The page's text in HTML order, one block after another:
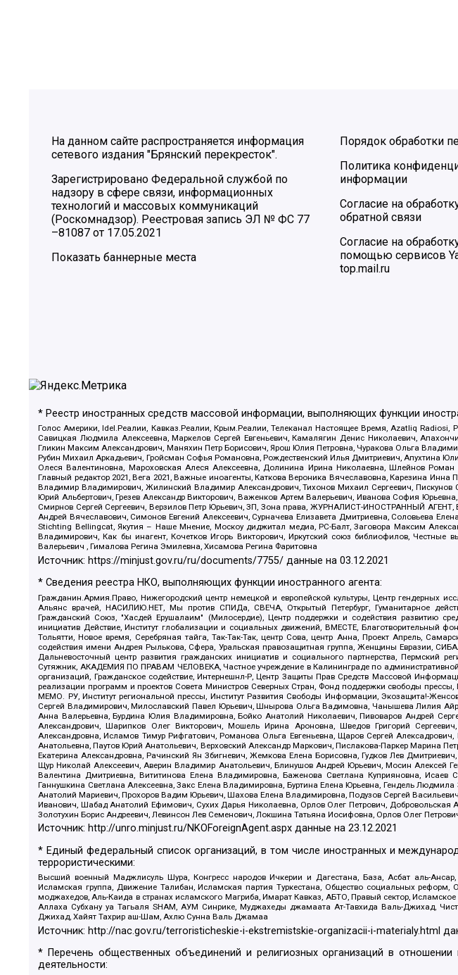
На данном сайте распространяется информация
сетевого издания "Брянский перекресток".
Зарегистрировано Федеральной службой по
надзору в сфере связи, информационных
технологий и массовых коммуникаций
(Роскомнадзор). Реестровая запись ЭЛ № ФС 77
–81087 от 17.05.2021
Показать баннерные места
Порядок обработки
Политика
информации
Согласие на
обратной связи
Согласие на
помощью сервисов
top.mail.ru
* Реестр иностранных средств массовой информации, выполняющих функции
Голос Америки, Idel.Реалии, Кавказ.Реалии, Крым.Реалии, Телеканал Настоящее Время, Azatliq Radiosi,
Савицкая Людмила Алексеевна, Маркелов Сергей Евгеньевич, Камалягин Денис Николаевич,
Гликин Максим Александрович, Маняхин Петр Борисович, Ярош Юлия Петровна, Чуракова Ольга
Рубин Михаил Аркадьевич, Гройсман Софья Романовна, Рождественский Илья Дмитриевич, Апухтина
Олеся Валентиновна, Мароховская Алеся Алексеевна, Долинина Ирина Николаевна, Шлейнов
Главный редактор 2021, Вега 2021, Важные иноагенты, Каткова Вероника Вячеславовна, Карезина
Владимир Владимирович, Жилинский Владимир Александрович, Тихонов Михаил Сергеевич, Пискунов
Юрий Альбертович, Грезев Александр Викторович, Важенков Артем Валерьевич, Иванова София
Смирнов Сергей Сергеевич, Верзилов Петр Юрьевич, ЗП, Зона права, ЖУРНАЛИСТ-ИНОСТРАННЫЙ АГЕНТ,
Андрей Вячеславович, Симонов Евгений Алексеевич, Сурначева Елизавета Дмитриевна, Соловьева
Stichting Bellingcat, Якутия – Наше Мнение, Москоу диджитал медиа, РС-Балт, Заговора Максим
Владимирович, Как бы инагент, Кочетков Игорь Викторович, Иркутский союз библиофилов, Честные
Валерьевич , Гималова Регина Эмилевна, Хисамова Регина Фаритовна
Источник: https://minjust.gov.ru/ru/documents/7755/ данные на03.12.2021
* Сведения реестра НКО, выполняющих функции иностранного агента:
Гражданин.Армия.Право, Нижегородский центр немецкой и европейской культуры, Центр гендерных
Альянс врачей, НАСИЛИЮ.НЕТ, Мы против СПИДа, СВЕЧА, Открытый Петербург, Гуманитарное
Гражданский Союз, "Хасдей Ерушалаим" (Милосердие), Центр поддержки и содействия развитию
инициатив Действие, Институт глобализации и социальных движений, ВМЕСТЕ,
Тольятти, Новое время, Серебряная тайга, Так-Так-Так, центр Сова, центр Анна, Проект Апрель,
содействия имени Андрея Рылькова, Сфера, Уральская правозащитная группа, Женщины Евразии,
Дальневосточный центр развития гражданских инициатив и социального партнерства, Пермский
Сутяжник, АКАДЕМИЯ ПО ПРАВАМ ЧЕЛОВЕКА, Частное учреждение в Калининграде по
организаций, Гражданское содействие, Интернешнл-Р, Центр Защиты Прав Средств Массовой
реализации программ и проектов Совета Министров Северных Стран, Фонд поддержки свободы
МЕМО. РУ, Институт региональной прессы, Институт Развития Свободы Информации, Экозащита!-
Сергей Владимирович, Милославский Павел Юрьевич, Шнырова Ольга Вадимовна, Чанышева Лилия
Анна Валерьевна, Бурдина Юлия Владимировна, Бойко Анатолий Николаевич, Пивоваров Андрей
Александрович, Шарипков Олег Викторович, Мошель Ирина Ароновна, Шведов Григорий
Александровна, Исламов Тимур Рифгатович, Романова Ольга Евгеньевна, Щаров Сергей
Анатольевна, Паутов Юрий Анатольевич, Верховский Александр Маркович, Пислакова-Паркер Марина
Екатерина Александровна, Рачинский Ян Збигневич, Жемкова Елена Борисовна, Гудков Лев
Щур Николай Алексеевич, Аверин Владимир Анатольевич, Блинушов Андрей Юрьевич, Мосин Алексей
Валентина Дмитриевна, Вититинова Елена Владимировна, Баженова Светлана Куприяновна,
Ганнушкина Светлана Алексеевна, Закс Елена Владимировна, Буртина Елена Юрьевна, Гендель
Анатолий Мариевич, Прохоров Вадим Юрьевич, Шахова Елена Владимировна, Подузов Сергей
Иванович, Шабад Анатолий Ефимович, Сухих Дарья Николаевна, Орлов Олег Петрович,
Золотухин Борис Андреевич, Левинсон Лев Семенович, Локшина Татьяна Иосифовна, Орлов Олег
Источник: http://unro.minjust.ru/NKOForeignAgent.aspx данные на23.12.2021
* Единый федеральный список организаций, в том числе иностранных и
террористическими:
Высший военный Маджлисуль Шура, Конгресс народов Ичкерии и Дагестана, База, Асбат аль-
Исламская группа, Движение Талибан, Исламская партия Туркестана, Общество социальных
моджахедов, Аль-Каида в странах исламского Магриба, Имарат Кавказ, АБТО, Правый сектор,
Аллаха Субхану уа Тагьаля SHAM, АУМ Синрике, Муджахеды джамаата Ат-Тавхида Валь-Джихад,
Джихад, Хайят Тахрир аш-Шам, Ахлю Сунна Валь Джамаа
Источник: http://nac.gov.ru/terroristicheskie-i-ekstremistskie-organizacii-i-materialy.html
* Перечень общественных объединений и религиозных организаций в
деятельности: